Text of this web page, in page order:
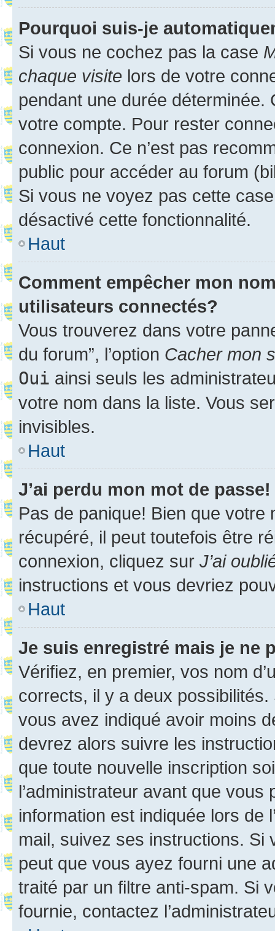
Pourquoi suis-je
Si vous ne cochez pas la case
chaque visite lors de votre
pendant une durée déterminée.
votre compte. Pour rester
connexion. Ce n’est pas
public pour accéder au forum
Si vous ne voyez pas cette
désactivé cette fonctionnalité.
Haut
Comment empêcher mon
utilisateurs connectés?
Vous trouverez dans votre
du forum”, l’option Cacher mon
Oui ainsi seuls les
votre nom dans la liste. Vous
invisibles.
Haut
J’ai perdu mon mot de passe!
Pas de panique! Bien que
récupéré, il peut toutefois être
connexion, cliquez sur J’ai
instructions et vous devriez
Haut
Je suis enregistré mais je ne
Vérifiez, en premier, vos nom
corrects, il y a deux
vous avez indiqué avoir moins
devrez alors suivre les
que toute nouvelle inscription
l’administrateur avant que
information est indiquée lors de
mail, suivez ses instructions. Si
peut que vous ayez fourni une
traité par un filtre anti-spam. Si
fournie, contactez